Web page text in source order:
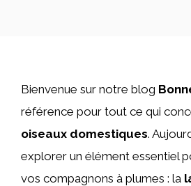
Bienvenue sur notre blog
référence pour tout ce qui
oiseaux domestiques.
explorer un élément essentiel
vos compagnons à plumes : la